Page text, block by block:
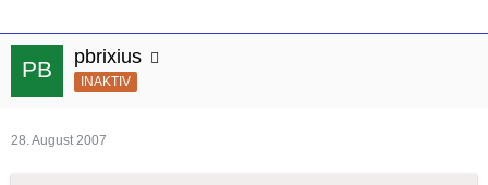
pbrixius
INAKTIV
28. August 2007